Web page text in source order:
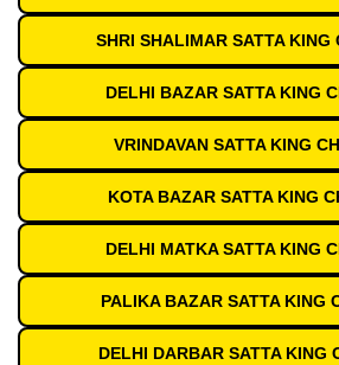
SHRI SHALIMAR SATTA KING
DELHI BAZAR SATTA KING
VRINDAVAN SATTA KING
KOTA BAZAR SATTA KING
DELHI MATKA SATTA KING
PALIKA BAZAR SATTA KING
DELHI DARBAR SATTA KING